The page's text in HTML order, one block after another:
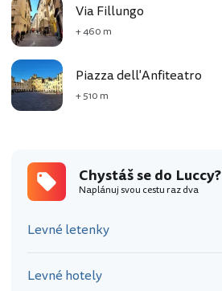
Via Fillungo
+ 460 m
Piazza dell'Anfiteatro
+ 510 m
Chystáš se do Luccy?
Naplánuj svou cestu raz dva
Levné letenky
Levné hotely